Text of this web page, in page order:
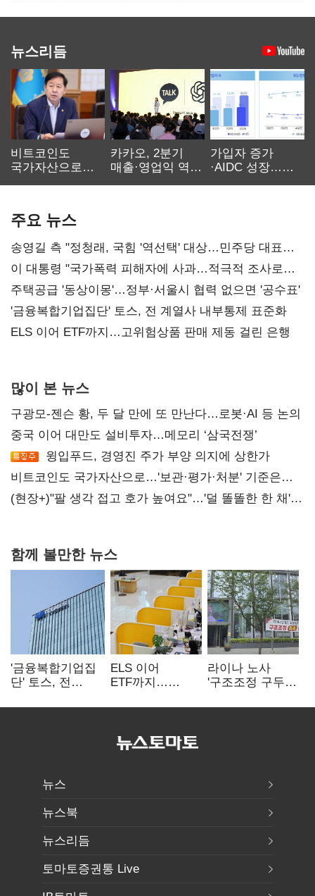
뉴스리듬
비트코인도
국가자산으로…'
카카오, 2분기
매출·영업익 역대
가입자 증가
·AIDC 성장…
주요 뉴스
송영길 측 "정청래, 국힘 '역선택' 대상…민주당 대표로
총선 지휘 못해"
이 대통령 "국가폭력 피해자에 사과…적극적 조사로
진실 밝혀야"
주택공급 '동상이몽'…정부·서울시 협력 없으면 '공수표'
'금융복합기업집단' 토스, 전 계열사 내부통제 표준화
ELS 이어 ETF까지…고위험상품 판매 제동 걸린 은행
많이 본 뉴스
구광모-젠슨 황, 두 달 만에 또 만난다…로봇·AI 등 논의
중국 이어 대만도 설비투자…메모리 ‘삼국전쟁’
윙입푸드, 경영진 주가 부양 의지에 상한가
비트코인도 국가자산으로…'보관·평가·처분' 기준은
숙제
(현장+)"팔 생각 접고 호가 높여요"…'덜 똘똘한 한 채'
함께 볼만한 뉴스
'금융복합기업집
단' 토스, 전
표준화
ELS 이어
ETF까지…
제동 걸린 은행
라이나 노사
'구조조정 구두
뉴스
뉴스북
뉴스리듬
토마토증권통 Live